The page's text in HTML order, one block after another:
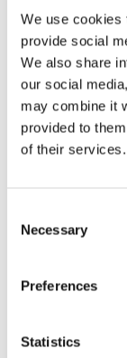
We use cookies
provide social
We also share
our social
may combine it
provided to
of their services.
Selection
Necessary
Preferences
Statistics
€ 2,99